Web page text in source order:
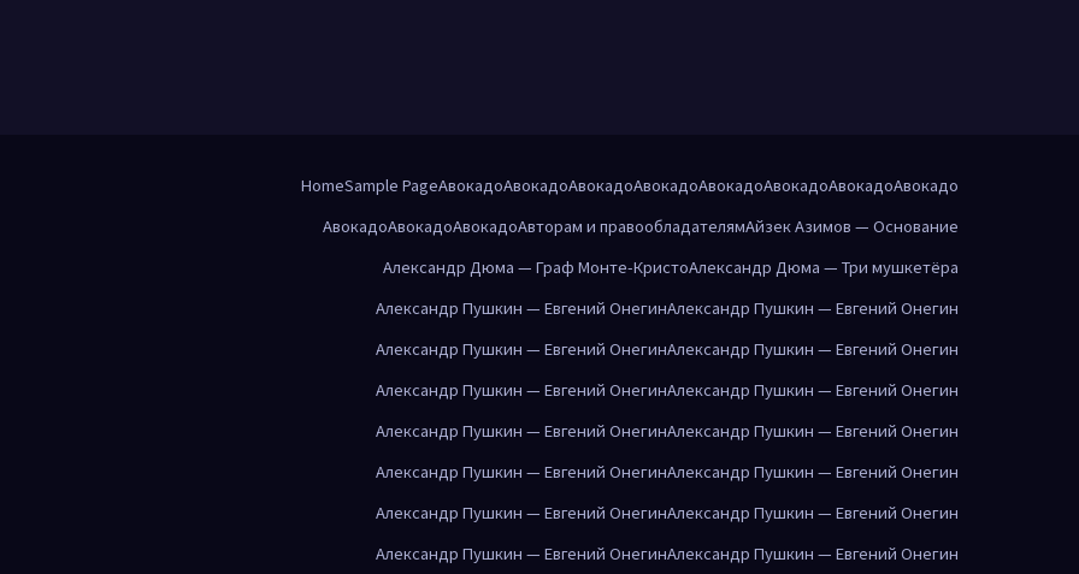
HomeSample PageАвокадоАвокадоАвокадоАвокадоАвокадоАвокадоАвокадоАвокадо
АвокадоАвокадоАвокадоАвторам и правообладателямАйзек Азимов — Основание
Александр Дюма — Граф Монте-КристоАлександр Дюма — Три мушкетёра
Александр Пушкин — Евгений ОнегинАлександр Пушкин — Евгений Онегин
Александр Пушкин — Евгений ОнегинАлександр Пушкин — Евгений Онегин
Александр Пушкин — Евгений ОнегинАлександр Пушкин — Евгений Онегин
Александр Пушкин — Евгений ОнегинАлександр Пушкин — Евгений Онегин
Александр Пушкин — Евгений ОнегинАлександр Пушкин — Евгений Онегин
Александр Пушкин — Евгений ОнегинАлександр Пушкин — Евгений Онегин
Александр Пушкин — Евгений ОнегинАлександр Пушкин — Евгений Онегин